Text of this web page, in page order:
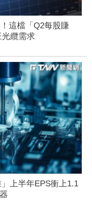
這檔「Q2每股賺
纜需求
上半年EPS衝上1.1